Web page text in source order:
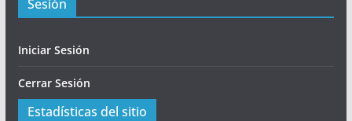
Sesión
Iniciar Sesión
Cerrar Sesión
Estadísticas del sitio